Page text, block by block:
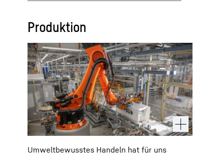
Produktion
Umweltbewusstes Handeln hat für uns